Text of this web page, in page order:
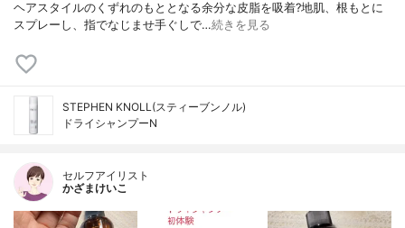
ヘアスタイルのくずれのもととなる余分な皮脂を吸着?地肌、根もとに
スプレーし、指でなじませ手ぐしで…続きを見る
STEPHEN KNOLL(スティーブンノル)
ドライシャンプーN
セルフアイリスト
かざまけいこ